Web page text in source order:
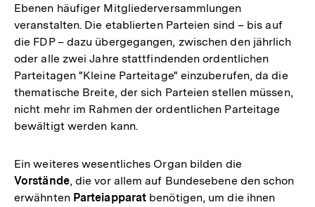
Ebenen häufiger Mitgliederversammlungen
veranstalten. Die etablierten Parteien sind – bis auf
die FDP – dazu übergegangen, zwischen den jährlich
oder alle zwei Jahre stattfindenden ordentlichen
Parteitagen "Kleine Parteitage" einzuberufen, da die
thematische Breite, der sich Parteien stellen müssen,
nicht mehr im Rahmen der ordentlichen Parteitage
bewältigt werden kann.
Ein weiteres wesentliches Organ bilden die
Vorstände, die vor allem auf Bundesebene den schon
erwähnten Parteiapparat benötigen, um die ihnen